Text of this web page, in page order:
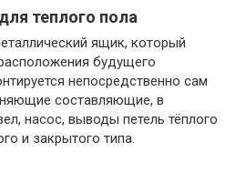
теплого пола
ящик, который
будущего
непосредственно сам
составляющие, в
насос, выводы петель тёплого
и закрытого типа.